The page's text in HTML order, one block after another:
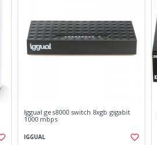
Iggual ges8000 switch 8xgb gigabit
1000 mbps
IGGUAL